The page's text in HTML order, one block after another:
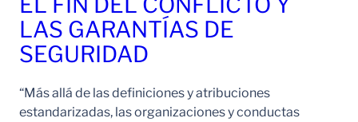
LAS GARANTÍAS DE
SEGURIDAD
“Más allá de las definiciones y atribuciones
estandarizadas, las organizaciones y conductas